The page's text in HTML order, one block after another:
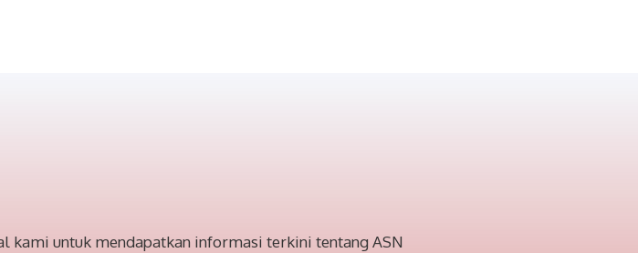
kami untuk mendapatkan informasi terkini tentang ASN